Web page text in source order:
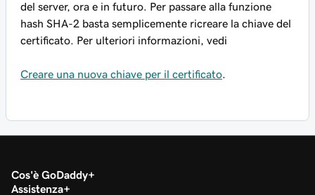
del server, ora e in futuro. Per passare alla funzione
hash SHA-2 basta semplicemente ricreare la chiave del
certificato. Per ulteriori informazioni, vedi
Creare una nuova chiave per il certificato
Cos'è GoDaddy
Assistenza